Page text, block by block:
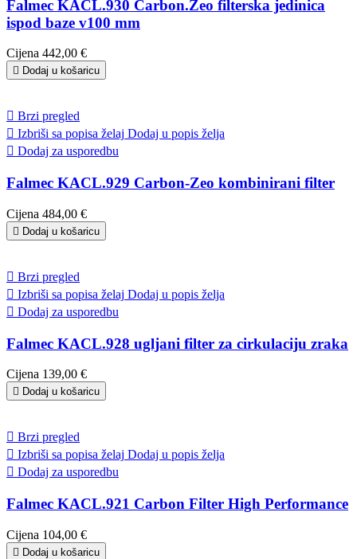
Falmec KACL.930 Carbon.Zeo filterska jedinica
ispod baze v100 mm
Cijena 442,00 €
 Dodaj u košaricu
 Brzi pregled
 Izbriši sa popisa želaj Dodaj u popis želja
 Dodaj za usporedbu
Falmec KACL.929 Carbon-Zeo kombinirani filter
Cijena 484,00 €
 Dodaj u košaricu
 Brzi pregled
 Izbriši sa popisa želaj Dodaj u popis želja
 Dodaj za usporedbu
Falmec KACL.928 ugljani filter za cirkulaciju zraka
Cijena 139,00 €
 Dodaj u košaricu
 Brzi pregled
 Izbriši sa popisa želaj Dodaj u popis želja
 Dodaj za usporedbu
Falmec KACL.921 Carbon Filter High Performance
Cijena 104,00 €
 Dodaj u košaricu